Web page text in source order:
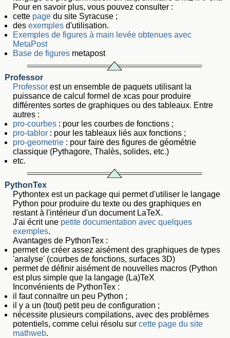
Pour en savoir plus, vous pouvez consulter :
cette pagedu site Syracuse ;
des exemples d'utilisation.
Exemples de figures à main levée obtenues avec
MetaPost
Base de figuresmetapost
Professor
Professorest un ensemble de paquets utilisant la
puissance de calcul formel de xcas pour produire
différentes sortes de graphiques ou des tableaux. Entre
autres :
pro-courbes: pour les courbes de fonctions ;
pro-tablor: pour les tableaux liés aux fonctions ;
pro-geometrie: pour faire des figures de géométrie
classique (Pythagore, Thalès, solides, etc.)
etc.
PythonTex
Pythontex est un package qui permet d'utiliser le langage
Python pour produire du texte ou des graphiques en
restant à l'intérieur d'un document LaTeX.
J'ai écrit une petite documentation avec quelques
exemples.
Avantages de PythonTex :
permet de créer assez aisément des graphiques de types
'analyse' (courbes de fonctions, surfaces 3D)
permet de définir aisément de nouvelles macros (Python
est plus simple que la langage (La)TeX
Inconvénients de PythonTex :
il faut connaïtre un peu Python ;
il y a un (tout) petit peu de configuration ;
nécessite plusieurs compilations, avec des problèmes
potentiels, comme celui résolu sur cette page du site
mathweb.